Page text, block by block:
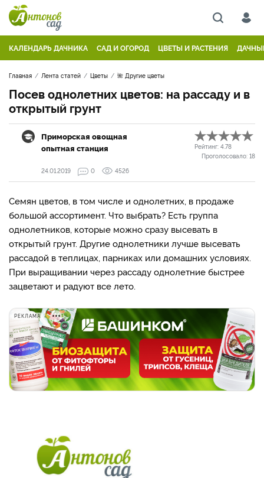
КАЛЕНДАРЬ ДАЧНИКА САД И ОГОРОД ЦВЕТЫ И РАСТЕНИЯ
Главная Лента статей Цветы 🌺 Другие цветы
Посев однолетних цветов: на рассаду и в
открытый грунт
Приморская овощная
опытная станция
Рейтинг: 4.78
Проголосовало: 18
24.01.2019
0 4526
Семян цветов, в том числе и однолетних, в продаже
большой ассортимент. Что выбрать? Есть группа
однолетников, которые можно сразу высевать в
открытый грунт. Другие однолетники лучше высевать
рассадой в теплицах, парниках или домашних условиях.
При выращивании через рассаду однолетние быстрее
зацветают и радуют все лето.
РЕКЛАМА